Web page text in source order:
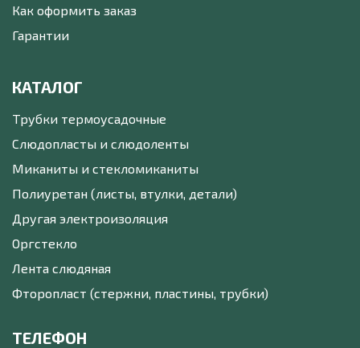
Как оформить заказ
Гарантии
КАТАЛОГ
Трубки термоусадочные
Слюдопласты и слюдоленты
Миканиты и стекломиканиты
Полиуретан (листы, втулки, детали)
Другая электроизоляция
Оргстекло
Лента слюдяная
Фторопласт (стержни, пластины, трубки)
ТЕЛЕФОН